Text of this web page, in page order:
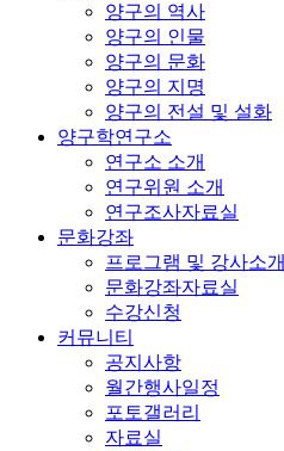
양구의 역사
양구의 인물
양구의 문화
양구의 지명
양구의 전설 및 설화
양구학연구소
연구소 소개
연구위원 소개
연구조사자료실
문화강좌
프로그램 및 강사소개
문화강좌자료실
수강신청
커뮤니티
공지사항
월간행사일정
포토갤러리
자료실